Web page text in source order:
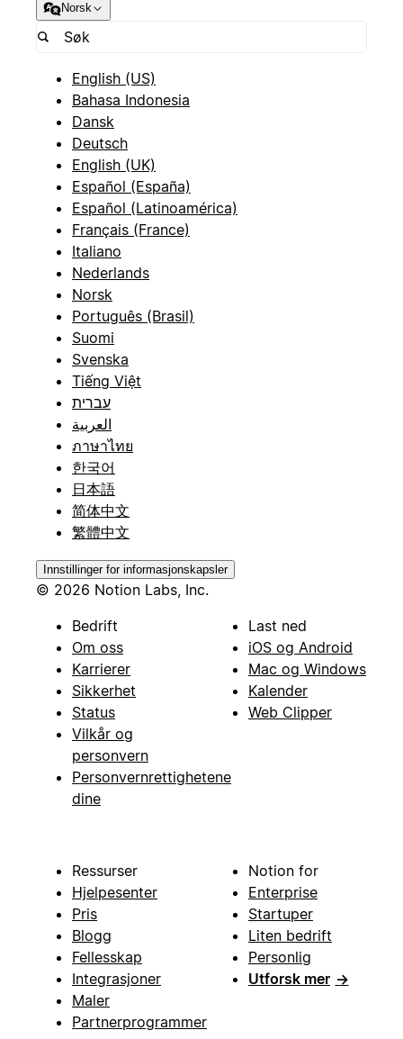
Norsk
English (US)
Bahasa Indonesia
Dansk
Deutsch
English (UK)
Español (España)
Español (Latinoamérica)
Français (France)
Italiano
Nederlands
Norsk
Português (Brasil)
Suomi
Svenska
Tiếng Việt
עברית
العربية
ภาษาไทย
한국어
日本語
简体中文
繁體中文
Innstillinger for informasjonskapsler
© 2026 Notion Labs, Inc.
Bedrift
Om oss
Karrierer
Sikkerhet
Status
Vilkår og
personvern
Personvernrettighetene
dine
Last ned
iOS og Android
Mac og Windows
Kalender
Web Clipper
Ressurser
Hjelpesenter
Pris
Blogg
Fellesskap
Integrasjoner
Maler
Partnerprogrammer
Notion for
Enterprise
Startuper
Liten bedrift
Personlig
Utforsk mer →